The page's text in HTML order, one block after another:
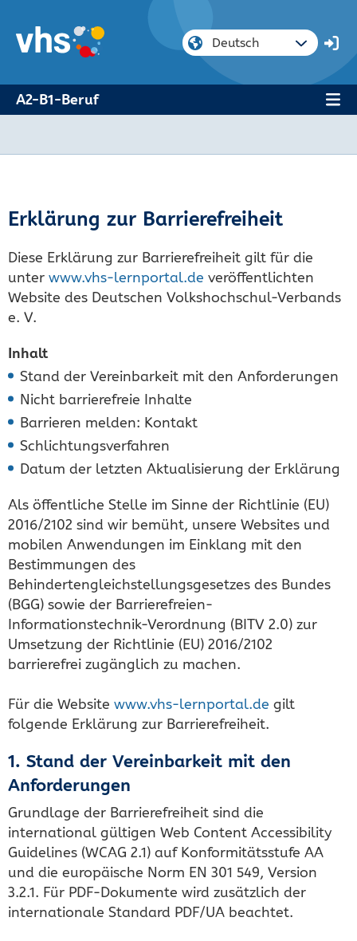
A2-B1-Beruf
Erklärung zur Barrierefreiheit
Diese Erklärung zur Barrierefreiheit gilt für die
unter www.vhs-lernportal.de veröffentlichten
Website des Deutschen Volkshochschul-Verbands
e. V.
Inhalt
Stand der Vereinbarkeit mit den Anforderungen
Nicht barrierefreie Inhalte
Barrieren melden: Kontakt
Schlichtungsverfahren
Datum der letzten Aktualisierung der Erklärung
Als öffentliche Stelle im Sinne der Richtlinie (EU)
2016/2102 sind wir bemüht, unsere Websites und
mobilen Anwendungen im Einklang mit den
Bestimmungen des
Behindertengleichstellungsgesetzes des Bundes
(BGG) sowie der Barrierefreien-
Informationstechnik-Verordnung (BITV 2.0) zur
Umsetzung der Richtlinie (EU) 2016/2102
barrierefrei zugänglich zu machen.
Für die Website www.vhs-lernportal.de gilt
folgende Erklärung zur Barrierefreiheit.
1. Stand der Vereinbarkeit mit den
Anforderungen
Grundlage der Barrierefreiheit sind die
international gültigen Web Content Accessibility
Guidelines (WCAG 2.1) auf Konformitätsstufe AA
und die europäische Norm EN 301 549, Version
3.2.1. Für PDF-Dokumente wird zusätzlich der
internationale Standard PDF/UA beachtet.